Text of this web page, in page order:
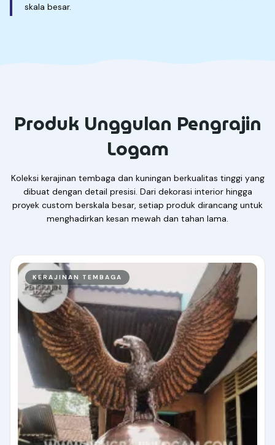
skala besar.
Produk Unggulan Pengrajin
Logam
Koleksi kerajinan tembaga dan kuningan berkualitas tinggi yang
dibuat dengan detail presisi. Dari dekorasi interior hingga
proyek custom berskala besar, setiap produk dirancang untuk
menghadirkan kesan mewah dan tahan lama.
KERAJINAN TEMBAGA